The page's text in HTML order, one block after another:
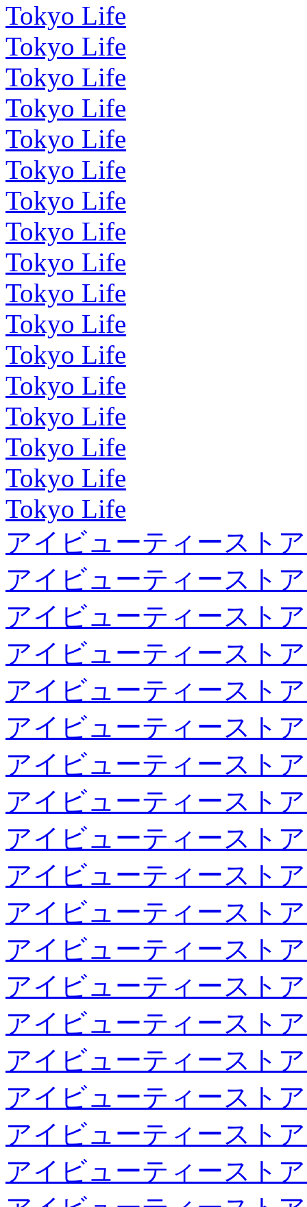
Tokyo Life
Tokyo Life
Tokyo Life
Tokyo Life
Tokyo Life
Tokyo Life
Tokyo Life
Tokyo Life
Tokyo Life
Tokyo Life
Tokyo Life
Tokyo Life
Tokyo Life
Tokyo Life
Tokyo Life
Tokyo Life
Tokyo Life
アイビューティースト
アイビューティースト
アイビューティースト
アイビューティースト
アイビューティースト
アイビューティースト
アイビューティースト
アイビューティースト
アイビューティースト
アイビューティースト
アイビューティースト
アイビューティースト
アイビューティースト
アイビューティースト
アイビューティースト
アイビューティースト
アイビューティースト
アイビューティースト